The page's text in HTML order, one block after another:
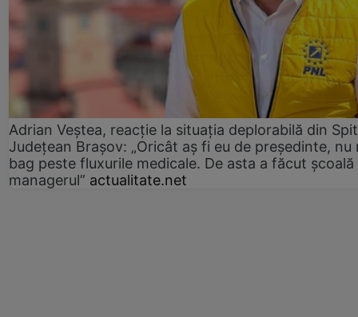
Adrian Veștea, reacție la situația deplorabilă din
Județean Brașov: „Oricât aș fi eu de președinte, nu
bag peste fluxurile medicale. De asta a făcut școală
managerul” actualitate.net